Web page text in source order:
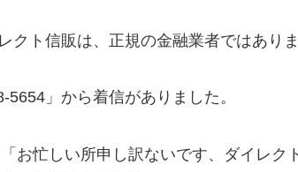
クト信販は、正規の金融業者ではありま
」から着信がありました。
お忙しい所申し訳ないです、ダイレク